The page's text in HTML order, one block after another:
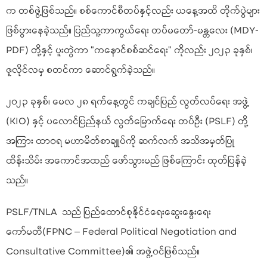
က တစ်ဖွဲ့ဖြစ်သည်။ စစ်ကောင်စီတပ်နှင့်လည်း ယနေ့အထိ တိုက်ပွဲများ
ဖြစ်ပွားနေခဲ့သည်။ ပြည်သူ့ကာကွယ်ရေး တပ်မတော်-မန္တလေး (MDY-
PDF) တို့နှင့် ပူးတွဲကာ “ကနောင်စစ်ဆင်ရေး” ကိုလည်း ၂၀၂၃ ခုနှစ်၊
ဇူလိုင်လမှ စတင်ကာ ဆောင်ရွက်ခဲ့သည်။
၂၀၂၃ ခုနှစ်၊ မေလ ၂၈ ရက်နေ့တွင် ကချင်ပြည် လွတ်လပ်ရေး အဖွဲ့
(KIO) နှင့် ပလောင်ပြည်နယ် လွတ်မြောက်ရေး တပ်ဦး (PSLF) တို့
အကြား ထာဝရ မဟာမိတ်စာချုပ်ကို ဆက်လက် အသိအမှတ်ပြု
ထိန်းသိမ်း အကောင်အထည် ဖော်သွားမည် ဖြစ်ကြောင်း ထုတ်ပြန်ခဲ့
သည်။
PSLF/TNLA သည် ပြည်ထောင်စုနိုင်ငံရေးဆွေးနွေးရေး
ကော်မတီ(FPNC – Federal Political Negotiation and
Consultative Committee)၏ အဖွဲ့ဝင်ဖြစ်သည်။